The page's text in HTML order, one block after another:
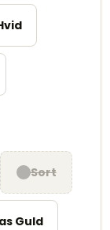
Sort
Guld